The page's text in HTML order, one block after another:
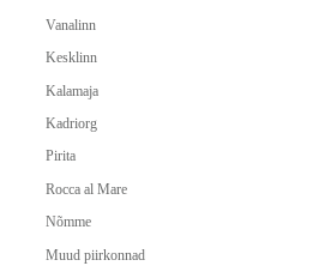
Vanalinn
Kesklinn
Kalamaja
Kadriorg
Pirita
Rocca al Mare
Nõmme
Muud piirkonnad